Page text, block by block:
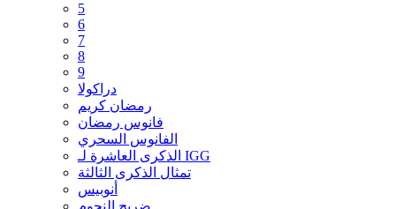
5
6
7
8
9
دراكولا
رمضان كريم
فانوس رمضان
الفانوس السحري
الذكرى العاشرة لـ IGG
تمثال الذكرى الثالثة
أنوبيس